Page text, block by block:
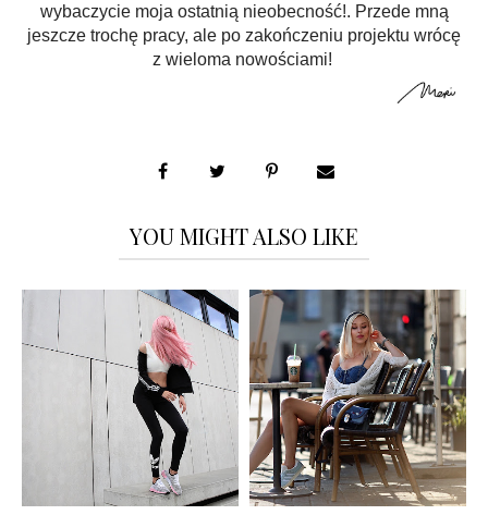
wybaczycie moja ostatnią nieobecność!. Przede mną
jeszcze trochę pracy, ale po zakończeniu projektu wrócę
z wieloma nowościami!
YOU MIGHT ALSO LIKE